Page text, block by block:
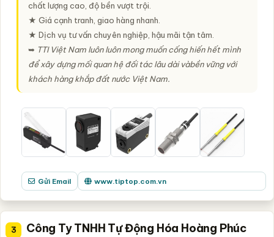
chất lượng cao, độ bền vượt trội.
★ Giá cạnh tranh, giao hàng nhanh.
★ Dịch vụ tư vấn chuyên nghiệp, hậu mãi tận tâm.
➥ TTI Việt Nam luôn luôn mong muốn cống hiến hết mình
để xây dựng mối quan hệ đối tác lâu dài vàbền vững với
khách hàng khắp đất nước Việt Nam.
Gửi Email www.tiptop.com.vn
3 Công Ty TNHH Tự Động Hóa Hoàng Phúc